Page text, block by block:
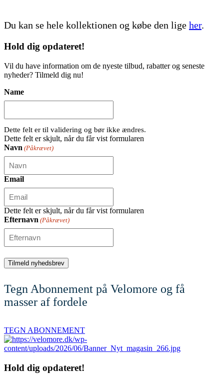
Du kan se hele kollektionen og købe den lige her.
Hold dig opdateret!
Vil du have information om de nyeste tilbud, rabatter og seneste
nyheder? Tilmeld dig nu!
Name
Dette felt er til validering og bør ikke ændres.
Dette felt er skjult, når du får vist formularen
Navn (Påkrævet)
Email
Dette felt er skjult, når du får vist formularen
Efternavn (Påkrævet)
Tegn Abonnement på Velomore og få
masser af fordele
TEGN ABONNEMENT
Hold dig opdateret!